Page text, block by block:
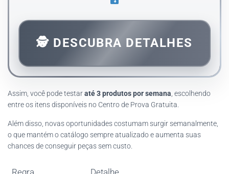
🕵️ DESCUBRA DETALHES
Assim, você pode testaraté 3 produtos por semana , escolhendo
entre os itens disponíveis no Centro de Prova Gratuita.
Além disso, novas oportunidades costumam surgir semanalmente,
o que mantém o catálogo sempre atualizado e aumenta suas
chances de conseguir peças sem custo.
Regra Detalhe